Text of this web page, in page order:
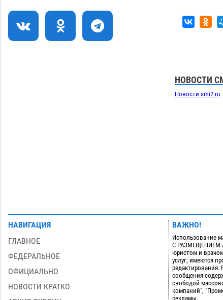
11:45
Астраханские приставы выдворили 12
нелегалов прямым рейсом из
НОВОСТИ
Новости smi2.ru
НАВИГАЦИЯ
ГЛАВНОЕ
ФЕДЕРАЛЬНОЕ
ОФИЦИАЛЬНО
НОВОСТИ КРАТКО
ВАЖНО!
Использование
С РАЗМЕЩЕНИЕМ
юристом и
услуг; имеются
редактирования.
сообщения
свободой
компаний",
рекламы.